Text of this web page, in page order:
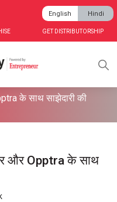
GET DISTRIBUTORSHIP
English Hindi
के साथ साझेदारी की
और Opptra के साथ